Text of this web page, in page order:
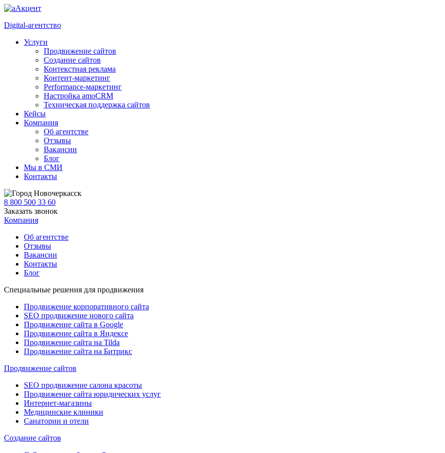
Digital-агентство
Услуги
Продвижение сайтов
Создание сайтов
Контекстная реклама
Контент-маркетинг
Performance-маркетинг
Настройка amoCRM
Техническая поддержка сайтов
Кейсы
Компания
Об агентстве
Отзывы
Вакансии
Блог
Мы в СМИ
Контакты
Новочеркасск
8 800 500 33 60
Заказать звонок
Компания
Об агентстве
Отзывы
Вакансии
Контакты
Блог
Специальные решения для продвижения
Продвижение корпоративного сайта
SEO продвижение нового сайта
Продвижение сайта в Google
Продвижение сайта в Яндексе
Продвижение сайта на Tilda
Продвижение сайта на Битрикс
Продвижение сайтов
SEO продвижение салона красоты
Продвижение сайта юридических услуг
Интернет-магазины
Медицинские клиники
Санатории и отели
Создание сайтов